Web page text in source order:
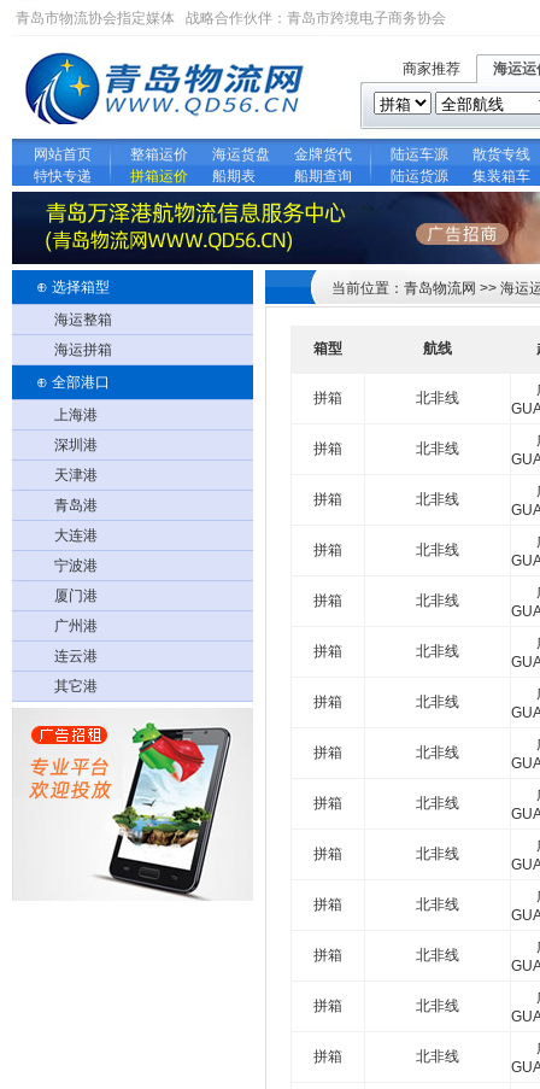
青岛市物流协会指定媒体 战略合作伙伴： 青岛市跨境电子商务协会
商家推荐 海运运
网站首页 整箱运价 海运货盘 金牌货代 陆运车源
散货专线
特快专递
拼箱运价 船期表 船期查询 陆运货源 集装箱车
⊕ 选择箱型
海运整箱
海运拼箱
⊕ 全部港口
上海港
深圳港
天津港
青岛港
大连港
宁波港
厦门港
广州港
连云港
其它港
当前位置：青岛物流网 >> 海运
箱型 航线
拼箱 北非线
拼箱 北非线
拼箱 北非线
拼箱 北非线
拼箱 北非线
拼箱 北非线
拼箱 北非线
拼箱 北非线
拼箱 北非线
拼箱 北非线
拼箱 北非线
拼箱 北非线
拼箱 北非线
拼箱 北非线